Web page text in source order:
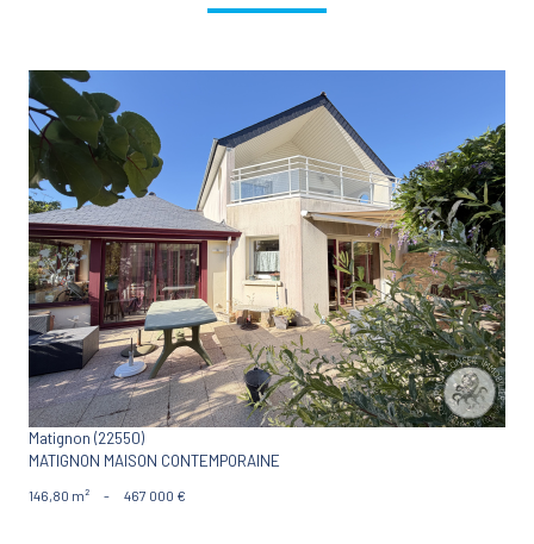
VOIR LE BIEN
Matignon (22550)
MATIGNON MAISON CONTEMPORAINE
146,80 m² - 467 000 €